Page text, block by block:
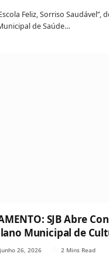
Feliz, Sorriso Saudável”,
de Saúde…
SJB Abre
Municipal de
junho 26, 2026 2 Mins Read